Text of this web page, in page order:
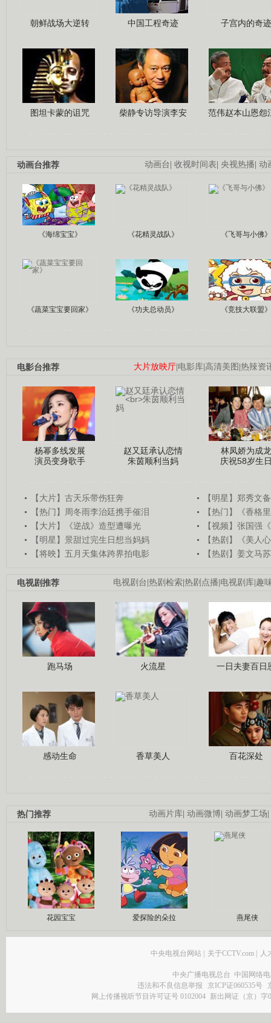
朝鲜战场大逆转 中国工程奇迹 子宫内的奇迹
图坦卡蒙的诅咒 柴静专访导演李安 范伟赵本山恩怨
动画台 收视时间表 央视热播 动
动画台推荐
《海绵宝宝》 《花精灵战队》 《飞哥与小佛》
《蔬菜宝宝要回家》 《功夫总动员》 《竞技大联盟》
大片放映厅 电影库 高清美图 热辣资
电影台推荐
杨幂多线发展
演员变身歌手
赵又廷承认恋情
朱茵顺利当妈
林凤娇为成龙
庆祝58岁生
【大片】古天乐带伤狂奔
【明星】郑秀文
【热门】周冬雨李治廷携手催泪
【热门】《香格
【大片】《逆战》造型遭曝光
【视频】张国强
【明星】景甜过完生日想当妈妈
【热剧】《美人
【将映】五月天集体跨界拍电影
【热剧】姜文马
电视剧台 热剧检索 热剧点播 电视剧库 趣
电视剧推荐
跑马场 火流星 一日夫妻百日
感动生命 香草美人 百花深处
动画片库 动画微博 动画梦工场
热门推荐
花园宝宝 爱探险的朵拉 燕尾侠
中央电视台网站 关于CCTV.com 人
中央广播电视总台 中国网络
违法和不良信息举报
京ICP证060535号
网上传播视听节目许可证号 0102004 新出网证（京）